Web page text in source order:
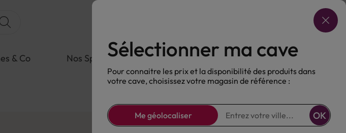
Choisir ma cave
& Co Nos Spiritueux Nos Bières Sans alcool
Sélectionner ma cave
Pour connaitre les prix et la disponibilité des produits dans
votre cave, choisissez votre magasin de référence :
Me géolocaliser OK